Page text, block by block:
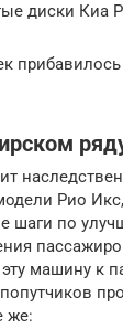
диски Киа
Рио
шаги по
машину к
же: